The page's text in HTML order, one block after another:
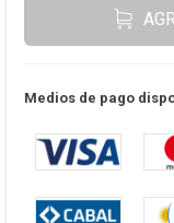
Medios de pago